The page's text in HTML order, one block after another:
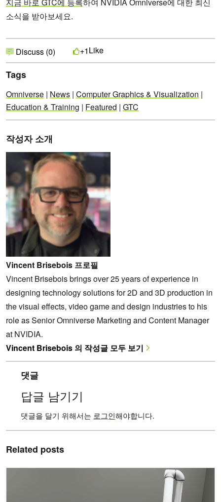
소식을 받아보세요.
Discuss (0) +1Like
Tags
Omniverse | News | Computer Graphics & Visualization |
Education & Training | Featured | GTC
작성자 소개
Vincent Brisebois 프로필
Vincent Brisebois brings over 25 years of experience in
designing technology solutions for 2D and 3D production in
the visual effects, video game and design industries to his
role as Senior Omniverse Marketing and Content Manager
at NVIDIA.
Vincent Brisebois 의 작성글 모두 보기
댓글
답글 남기기
댓글을 달기 위해서는 로그인해야합니다.
Related posts
OpenUSD를 활용하여 로보틱스 개발을 가속화하는 3가지 쉬운